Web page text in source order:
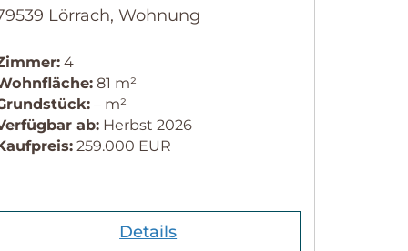
Lörrach, Wohnung
4
81 m²
– m²
ab: Herbst 2026
259.000 EUR
Details